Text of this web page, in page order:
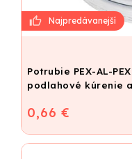
Potrubie PEX-AL-
podlahové kúrenie
0,66 €